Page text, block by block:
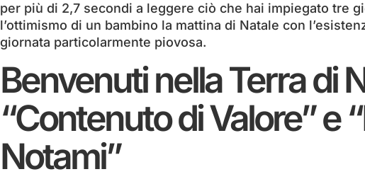
per più di 2,7 secondi a leggere ciò che hai impiegato tre
l’ottimismo di un bambino la mattina di Natale con
giornata particolarmente piovosa.
Benvenuti nella Terra di
“Contenuto di Valore” e
Notami”